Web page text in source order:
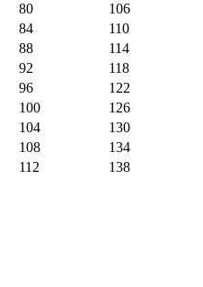
80
106
84
110
88
114
92
118
96
122
100
126
104
130
108
134
112 138